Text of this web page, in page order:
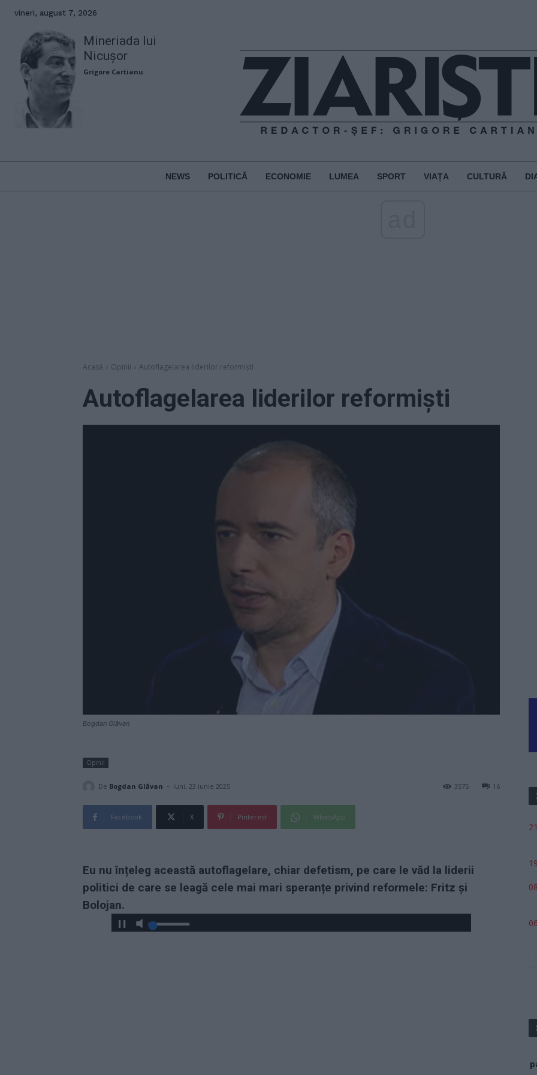
vineri, august 7, 2026
Mineriada lui
Nicușor
Grigore Cartianu
NEWS POLITICĂ ECONOMIE LUMEA SPORT VIAȚA CULTURĂ
Acasă Opinii Autoflagelarea liderilor reformiști
Autoflagelarea liderilor reformiști
Bogdan Glăvan
Opinii
De Bogdan Glăvan - luni, 23 iunie 2025 16
3575
Facebook X Pinterest WhatsApp
Eu nu înțeleg această autoflagelare, chiar defetism, pe care le văd la liderii
politici de care se leagă cele mai mari speranțe privind reformele: Fritz și
Bolojan.